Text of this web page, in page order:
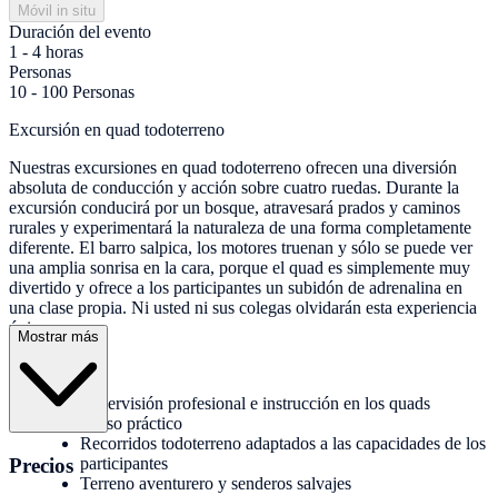
Móvil in situ
Duración del evento
1 - 4 horas
Personas
10 - 100 Personas
Excursión en quad todoterreno
Nuestras excursiones en quad todoterreno ofrecen una diversión
absoluta de conducción y acción sobre cuatro ruedas. Durante la
excursión conducirá por un bosque, atravesará prados y caminos
rurales y experimentará la naturaleza de una forma completamente
diferente. El barro salpica, los motores truenan y sólo se puede ver
una amplia sonrisa en la cara, porque el quad es simplemente muy
divertido y ofrece a los participantes un subidón de adrenalina en
una clase propia. Ni usted ni sus colegas olvidarán esta experiencia
única.
Servicios:
Supervisión profesional e instrucción en los quads
Curso práctico
Recorridos todoterreno adaptados a las capacidades de los
participantes
Terreno aventurero y senderos salvajes
Mostrar más
Precios